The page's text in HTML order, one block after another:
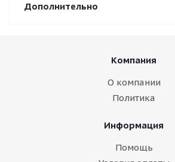
Дополнительно
Компания
О компании
Политика
Информация
Помощь